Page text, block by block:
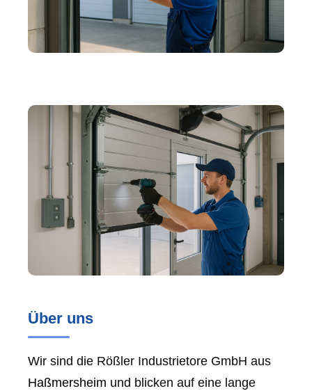
Über uns
Wir sind die Rößler Industrietore GmbH aus
Haßmersheim und blicken auf eine lange